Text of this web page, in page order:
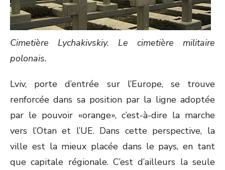
Cimetière Lychakivskiy. Le cimetière militaire
polonais.
Lviv, porte d’entrée sur l’Europe, se trouve
renforcée dans sa position par la ligne adoptée
par le pouvoir «orange», c’est-à-dire la marche
vers l’Otan et l’UE. Dans cette perspective, la
ville est la mieux placée dans le pays, en tant
que capitale régionale. C’est d’ailleurs la seule